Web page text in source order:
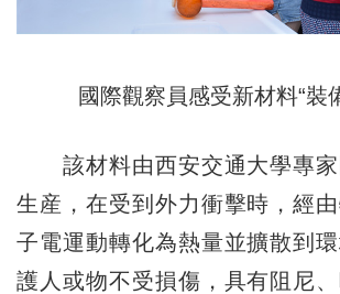
國際觀察員感受新材料“裝
該材料由西安交通大學專家
生産，在受到外力衝擊時，經
子電運動轉化為熱量並擴散到
護人或物不受損傷，具有阻尼